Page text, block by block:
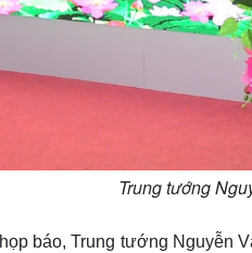
Trung tướng
báo, Trung tướng Nguyễn